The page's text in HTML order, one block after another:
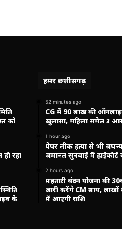
को
रहा
के
हमर छत्तीसगढ़
52 minutes ago
CG में 90 लाख की
खुलासा, महिला समेत 3
1 hour ago
पेपर लीक हत्या से भी
जमानत सुनवाई में हाईकोर्ट
2 hours ago
महतारी वंदन योजना की
जारी करेंगे CM साय,
में आएगी राशि